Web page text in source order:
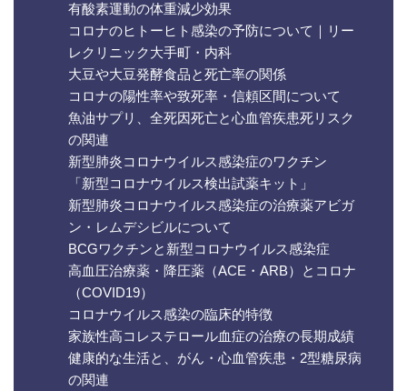
有酸素運動の体重減少効果
コロナのヒトーヒト感染の予防について｜リー
レクリニック大手町・内科
大豆や大豆発酵食品と死亡率の関係
コロナの陽性率や致死率・信頼区間について
魚油サプリ、全死因死亡と心血管疾患死リスク
の関連
新型肺炎コロナウイルス感染症のワクチン
「新型コロナウイルス検出試薬キット」
新型肺炎コロナウイルス感染症の治療薬アビガ
ン・レムデシビルについて
BCGワクチンと新型コロナウイルス感染症
高血圧治療薬・降圧薬（ACE・ARB）とコロナ
（COVID19）
コロナウイルス感染の臨床的特徴
家族性高コレステロール血症の治療の長期成績
健康的な生活と、がん・心血管疾患・2型糖尿病
の関連